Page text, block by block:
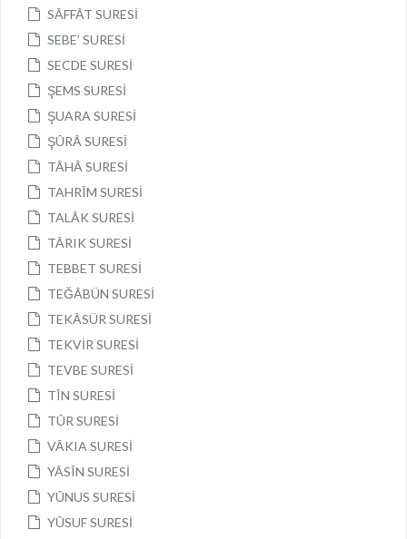
SÂFFÂT SURESİ
SEBE’ SURESİ
SECDE SURESİ
ŞEMS SURESİ
ŞUARA SURESİ
ŞÛRÂ SURESİ
TÂHÂ SURESİ
TAHRÎM SURESİ
TALÂK SURESİ
TÂRIK SURESİ
TEBBET SURESİ
TEĞÂBÜN SURESİ
TEKÂSÜR SURESİ
TEKVİR SURESİ
TEVBE SURESİ
TÎN SURESİ
TÛR SURESİ
VÂKIA SURESİ
YÂSÎN SURESİ
YÛNUS SURESİ
YÛSUF SURESİ